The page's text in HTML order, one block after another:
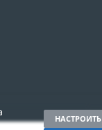
в:
НАСТРОИТЬ